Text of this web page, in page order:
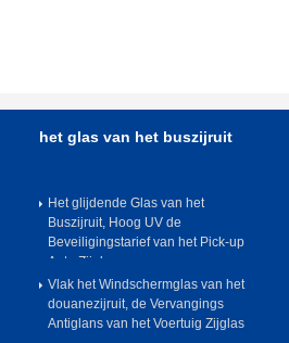
het glas van het buszijruit
Het glijdende Glas van het
Buszijruit, Hoog UV de
Beveiligingstarief van het Pick-up
Auto Zijglas
Vlak het Windschermglas van het
douanezijruit, de Vervangings
Antiglans van het Voertuig Zijglas